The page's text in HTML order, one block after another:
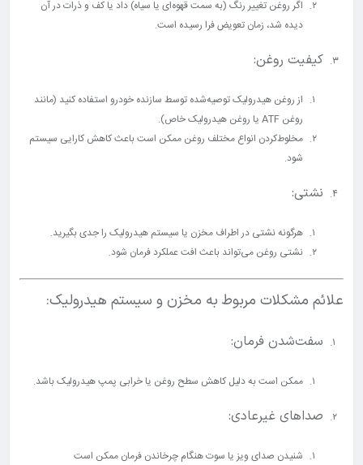
اگر روغن تغییر رنگ (به سمت قهوه‌ای یا سیاه) داد یا کف و ذرات در آن
دیده شد، زمان تعویض فرا رسیده است.
کیفیت روغن:
از روغن هیدرولیک توصیه‌شده توسط سازنده خودرو استفاده کنید (مانند
روغن ATF یا روغن هیدرولیک خاص).
مخلوط‌کردن انواع مختلف روغن ممکن است باعث کاهش کارایی سیستم
شود.
نشتی:
هرگونه نشتی در اطراف مخزن یا سیستم هیدرولیک را جدی بگیرید.
نشتی روغن می‌تواند باعث افت عملکرد فرمان شود.
علائم مشکلات مربوط به مخزن و سیستم هیدرولیک:
سفت‌شدن فرمان:
ممکن است به دلیل کاهش سطح روغن یا خرابی پمپ هیدرولیک باشد.
صداهای غیرعادی:
شنیدن صدای ویز یا سوت هنگام چرخاندن فرمان ممکن است